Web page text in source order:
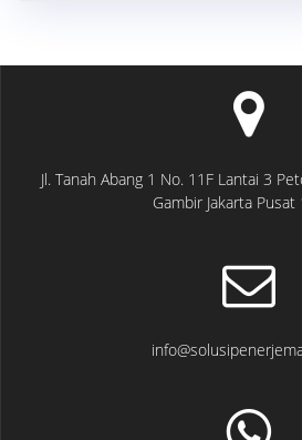
Jl. Tanah Abang 1 No. 11F Lantai 3
Gambir Jakarta